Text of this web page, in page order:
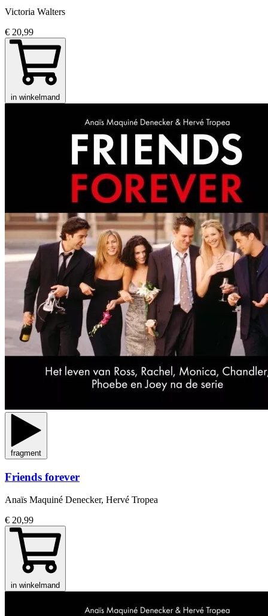
Victoria Walters
€ 20,99
in winkelmand
fragment
Friends forever
Anaïs Maquiné Denecker, Hervé Tropea
€ 20,99
in winkelmand